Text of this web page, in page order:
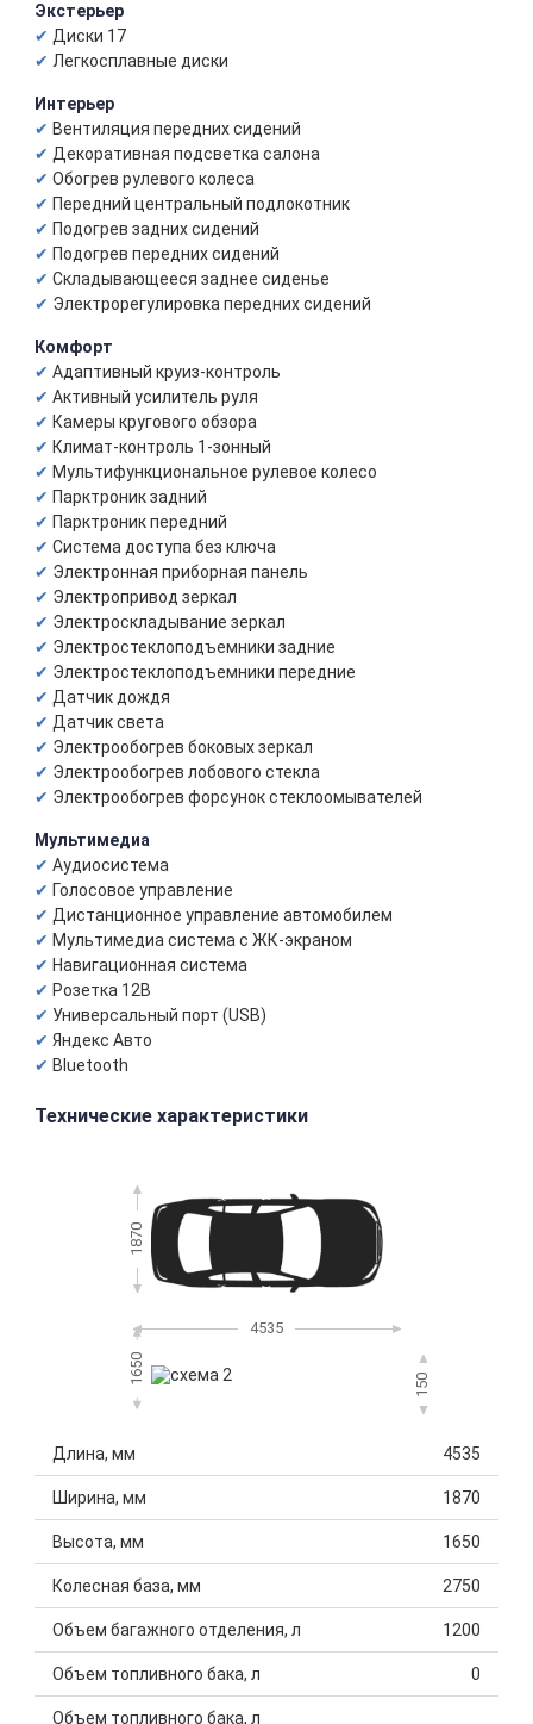
Экстерьер
Диски 17
Легкосплавные диски
Интерьер
Вентиляция передних сидений
Декоративная подсветка салона
Обогрев рулевого колеса
Передний центральный подлокотник
Подогрев задних сидений
Подогрев передних сидений
Складывающееся заднее сиденье
Электрорегулировка передних сидений
Комфорт
Адаптивный круиз-контроль
Активный усилитель руля
Камеры кругового обзора
Климат-контроль 1-зонный
Мультифункциональное рулевое колесо
Парктроник задний
Парктроник передний
Система доступа без ключа
Электронная приборная панель
Электропривод зеркал
Электроскладывание зеркал
Электростеклоподъемники задние
Электростеклоподъемники передние
Датчик дождя
Датчик света
Электрообогрев боковых зеркал
Электрообогрев лобового стекла
Электрообогрев форсунок стеклоомывателей
Мультимедиа
Аудиосистема
Голосовое управление
Дистанционное управление автомобилем
Мультимедиа система с ЖК-экраном
Навигационная система
Розетка 12В
Универсальный порт (USB)
Яндекс Авто
Bluetooth
Технические характеристики
1870
4535
1650 150
Длина, мм 4535
Ширина, мм 1870
Высота, мм 1650
Колесная база, мм 2750
Объем багажного отделения, л 1200
Объем топливного бака, л 0
Объем топливного бака, л